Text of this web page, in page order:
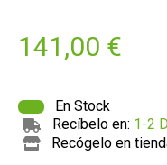
141,00 €
En Stock
Recíbelo en: 1-2
Recógelo en